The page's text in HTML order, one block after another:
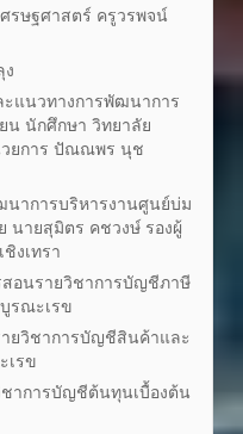
รษฐศาสตร์ ครูวรพจน์
ะแนวทางการพัฒนาการ
น นักศึกษา วิทยาลัย
วยการ ปัณณพร นุช
าการบริหารงานศูนย์บ่ม
นายสุมิตร คชวงษ์ รองผู้
งเทรา
สอนรายวิชาการบัญชีภาษี
รณะเรข
ยวิชาการบัญชีสินค้าและ
เรข
ชาการบัญชีต้นทุนเบื้องต้น